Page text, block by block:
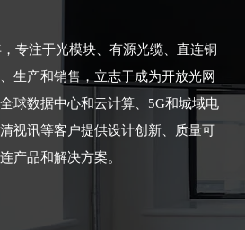
专注于光模块、有源光缆、直连铜
生产和销售，立志于成为开放光网
球数据中心和云计算、5G和城域电
视讯等客户提供设计创新、质量可
产品和解决方案。